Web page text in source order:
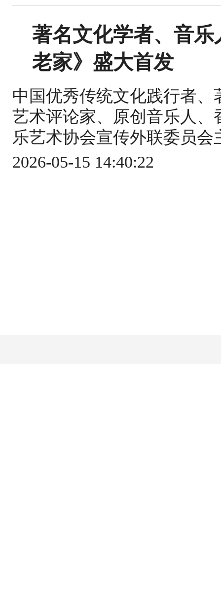
著名文化学者、音
老家》盛大首发
中国优秀传统文化践行者
艺术评论家、原创音乐人
乐艺术协会宣传外联委员
2026-05-15 14:40:22